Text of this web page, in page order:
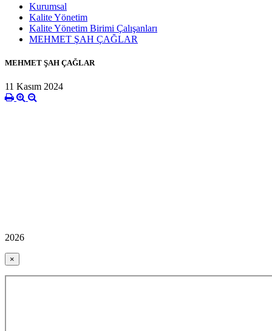
Kurumsal
Kalite Yönetim
Kalite Yönetim Birimi Çalışanları
MEHMET ŞAH ÇAĞLAR
MEHMET ŞAH ÇAĞLAR
11 Kasım 2024
2026
×